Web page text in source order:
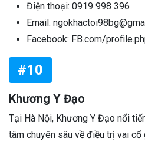
Điện thoại: 0919 998 396
Email:
Facebook: FB.com/
#10
Khương Y Đạo
Tại Hà Nội, Khương Y Đạo nổi
tâm chuyên sâu về điều trị vai